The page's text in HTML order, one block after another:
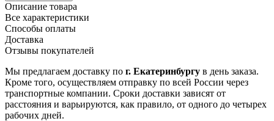
Описание товара
Все характеристики
Способы оплаты
Доставка
Отзывы покупателей
Мы предлагаем доставку по г. Екатеринбургу в день заказа.
Кроме того, осуществляем отправку по всей России через
транспортные компании. Сроки доставки зависят от
расстояния и варьируются, как правило, от одного до четырех
рабочих дней.